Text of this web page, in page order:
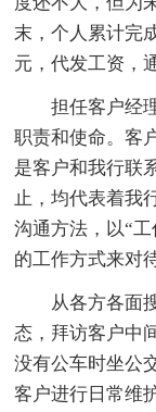
末，个人累计完
元，代发工资，
担任客户经理
职责和使命。客
是客户和我行联
止，均代表着我
沟通方法，以“
的工作方式来对
从各方各面搜
态，拜访客户中
没有公车时坐公
客户进行日常维